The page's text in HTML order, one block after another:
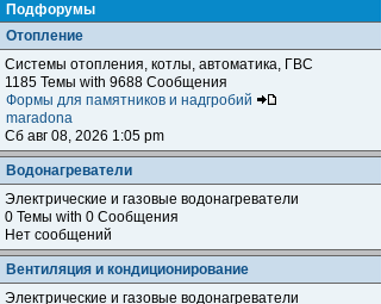
Подфорумы
Отопление
Системы отопления, котлы, автоматика, ГВС
1185 Темы with 9688 Сообщения
Формы для памятников и надгробий
maradona
Сб авг 08, 2026 1:05 pm
Водонагреватели
Электрические и газовые водонагреватели
0 Темы with 0 Сообщения
Нет сообщений
Вентиляция и кондиционирование
Электрические и газовые водонагреватели